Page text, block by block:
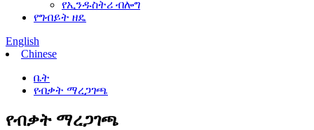
የኢንዱስትሪ ብሎግ
የግብይት ዘዴ
English
Chinese
ቤት
የብቃት ማረጋገጫ
የብቃት ማረጋገጫ